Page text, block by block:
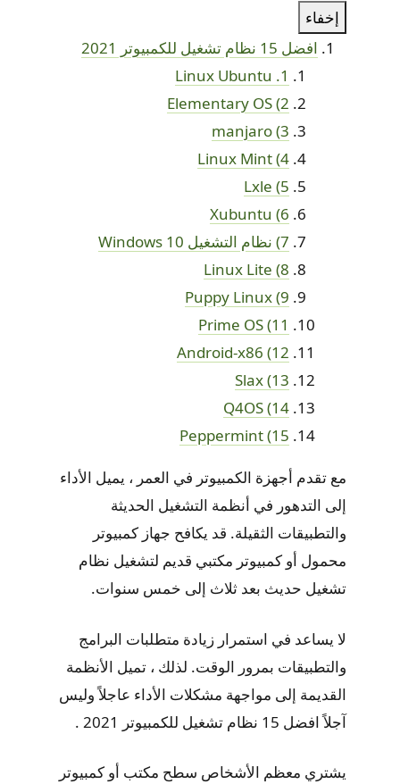
إخفاء
افضل 15 نظام تشغيل للكمبيوتر 2021
1. Linux Ubuntu
2) Elementary OS
3) manjaro
4) Linux Mint
5) Lxle
6) Xubuntu
7) نظام التشغيل Windows 10
8) Linux Lite
9) Puppy Linux
11) Prime OS
12) Android-x86
13) Slax
14) Q4OS
15) Peppermint
مع تقدم أجهزة الكمبيوتر في العمر ، يميل الأداء
إلى التدهور في أنظمة التشغيل الحديثة
والتطبيقات الثقيلة. قد يكافح جهاز كمبيوتر
محمول أو كمبيوتر مكتبي قديم لتشغيل نظام
تشغيل حديث بعد ثلاث إلى خمس سنوات.
لا يساعد في استمرار زيادة متطلبات البرامج
والتطبيقات بمرور الوقت. لذلك ، تميل الأنظمة
القديمة إلى مواجهة مشكلات الأداء عاجلاً وليس
آجلاً افضل 15 نظام تشغيل للكمبيوتر 2021 .
يشتري معظم الأشخاص سطح مكتب أو كمبيوتر